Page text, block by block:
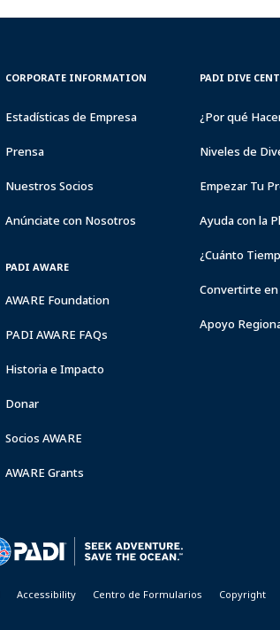
CORPORATE
CORPORATE INFORMATION
Estadísticas de Empresa
Prensa
Nuestros Socios
Anúnciate con Nosotros
PADI AWARE
AWARE Foundation
PADI AWARE FAQs
Historia e Impacto
Donar
Socios AWARE
AWARE Grants
PADI
&
PADI DIVE
¿Por qué
Niveles de
Empezar Tu
Ayuda con la
¿Cuánto
Convertirte
Apoyo
Accessibility Centro de Formularios Copyright